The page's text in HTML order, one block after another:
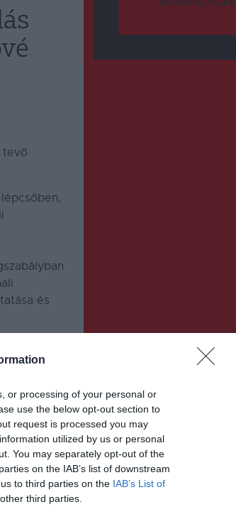
or processing of your personal or
use the below opt-out section to
request is processed you may
utilized by us or personal
You may separately opt-out of the
on the IAB’s list of downstream
to third parties on the IAB’s List of
third parties.
tevő
és
medvék
BEJEGYZÉS
UDVARHELYSZÉK